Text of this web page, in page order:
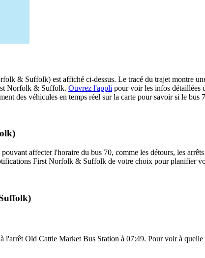
& Suffolk) est affiché ci-dessus. Le tracé du trajet montre
Norfolk & Suffolk. Ouvrez l'appli pour voir les infos détaillées
des véhicules en temps réel sur la carte pour savoir si le bus
affecter l'horaire du bus 70, comme les détours, les
First Norfolk & Suffolk de votre choix pour planifier
Old Cattle Market Bus Station à 07:49. Pour voir à